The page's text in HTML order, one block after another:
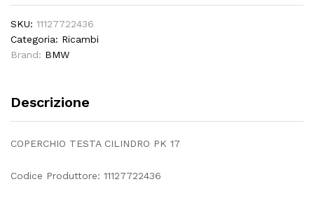
SKU: 11127722436
Categoria: Ricambi
Brand: BMW
Descrizione
COPERCHIO TESTA CILINDRO PK 17
Codice Produttore: 11127722436